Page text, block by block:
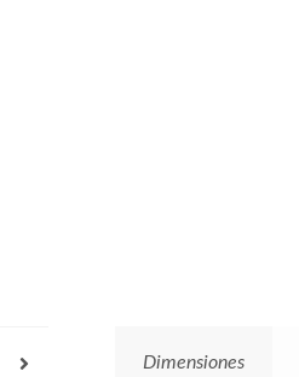
Dimensiones